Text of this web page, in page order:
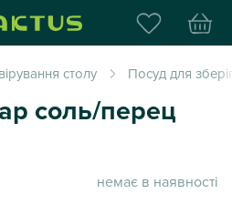
Інтернет-магазин
столу Посуд для
соль/перец
немає в наявності